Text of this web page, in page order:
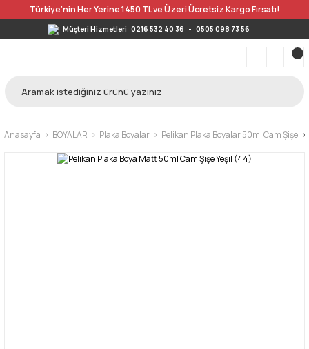
Türkiye’nin Her Yerine 1450 TL ve Üzeri Ücretsiz Kargo Fırsatı!
Müşteri Hizmetleri 0216 532 40 36 - 0505 098 73 56
Anasayfa BOYALAR Plaka Boyalar Pelikan Plaka Boyalar 50ml Cam Şişe